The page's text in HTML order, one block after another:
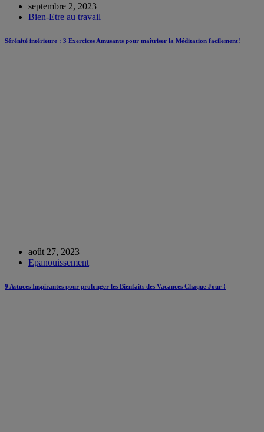
septembre 2, 2023
Bien-Etre au travail
Sérénité intérieure : 3 Exercices Amusants pour maîtriser la Méditation facilement!
août 27, 2023
Epanouissement
9 Astuces Inspirantes pour prolonger les Bienfaits des Vacances Chaque Jour !